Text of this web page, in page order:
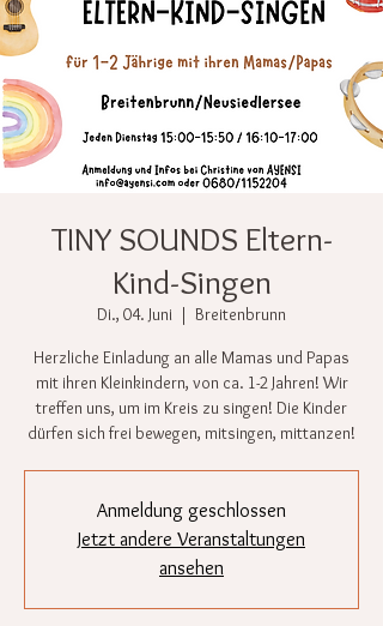
TINY SOUNDS Eltern-
Kind-Singen
Di., 04. Juni
  |
Breitenbrunn
Herzliche Einladung an alle Mamas und Papas
mit ihren Kleinkindern, von ca. 1-2 Jahren! Wir
treffen uns, um im Kreis zu singen! Die Kinder
dürfen sich frei bewegen, mitsingen, mittanzen!
Anmeldung geschlossen
Jetzt andere Veranstaltungen
ansehen